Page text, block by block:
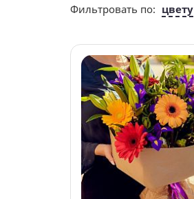
Фильтровать по: цвету